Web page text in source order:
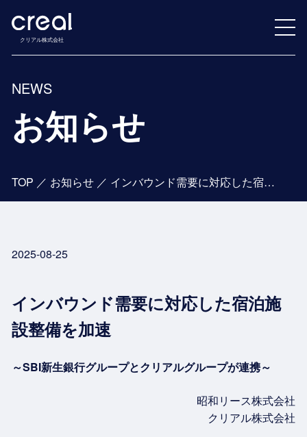
クリアル株式会社
NEWS
お知らせ
TOP ／ お知らせ／ インバウンド需要に対応した宿泊施設整備を加速
2025-08-25
インバウンド需要に対応した宿泊施
設整備を加速
～SBI新生銀行グループとクリアルグループが連携～
昭和リース株式会社
クリアル株式会社